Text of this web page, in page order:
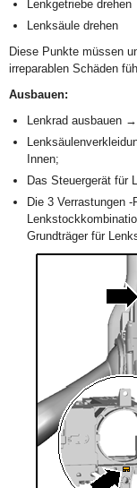
Lenkgetriebe drehen
Lenksäule drehen
Diese Punkte müssen
irreparablen Schäden
Ausbauen:
Lenkrad ausbauen
Innen;
Das Steuergerät für
Die 3 Verrastungen
Grundträger für